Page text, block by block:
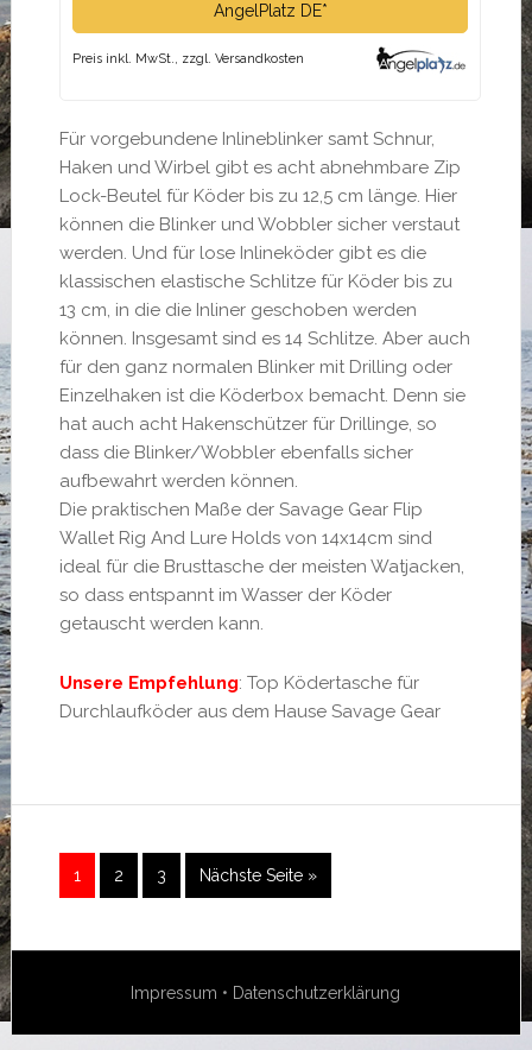
AngelPlatz DE*
Preis inkl. MwSt., zzgl. Versandkosten
Für vorgebundene Inlineblinker samt Schnur,
Haken und Wirbel gibt es acht abnehmbare Zip
Lock-Beutel für Köder bis zu 12,5 cm länge. Hier
können die Blinker und Wobbler sicher verstaut
werden. Und für lose Inlineköder gibt es die
klassischen elastische Schlitze für Köder bis zu
13 cm, in die die Inliner geschoben werden
können. Insgesamt sind es 14 Schlitze. Aber auch
für den ganz normalen Blinker mit Drilling oder
Einzelhaken ist die Köderbox bemacht. Denn sie
hat auch acht Hakenschützer für Drillinge, so
dass die Blinker/Wobbler ebenfalls sicher
aufbewahrt werden können.
Die praktischen Maße der Savage Gear Flip
Wallet Rig And Lure Holds von 14x14cm sind
ideal für die Brusttasche der meisten Watjacken,
so dass entspannt im Wasser der Köder
getauscht werden kann.
Unsere Empfehlung: Top Ködertasche für
Durchlaufköder aus dem Hause Savage Gear
1 2 3 Nächste Seite »
Impressum • Datenschutzerklärung